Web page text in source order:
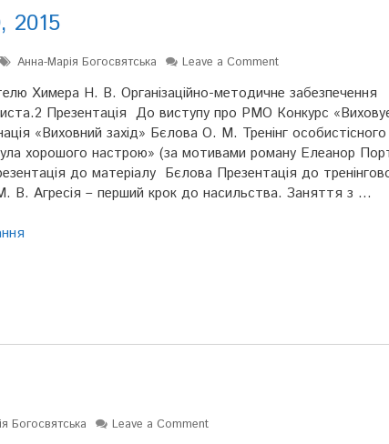
2015
Анна-Марія Богосвятська Leave a Comment
Химера Н. В. Організаційно-методичне забезпечення
Презентація До виступу про РМО Конкурс
«Виховний захід» Бєлова О. М. Тренінг особистісного
хорошого настрою» (за мотивами роману Елеанор
до матеріалу Бєлова Презентація до
В. Агресія – перший крок до насильства. Заняття з …
Богосвятська Leave a Comment